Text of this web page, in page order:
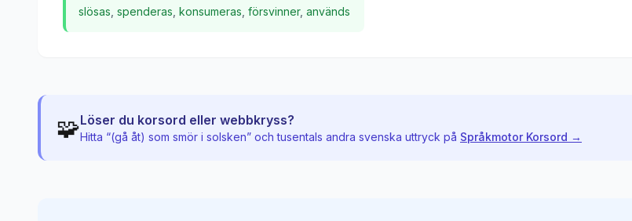
slösas spenderas konsumeras försvinner, används
🧩Löser du korsord eller webbkryss?
Hitta “(gå åt) som smör i solsken” och tusentals andra svenska uttryck på Språkmotor Korsord →